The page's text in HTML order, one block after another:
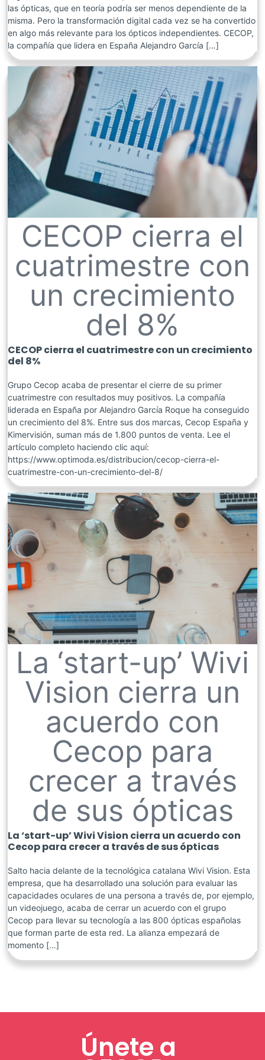
las ópticas, que en teoría podría ser menos dependiente de la
misma. Pero la transformación digital cada vez se ha convertido
en algo más relevante para los ópticos independientes. CECOP,
la compañía que lidera en España Alejandro García […]
CECOP cierra el
cuatrimestre con
un crecimiento
del 8%
CECOP cierra el cuatrimestre con un crecimiento
del 8%
Grupo Cecop acaba de presentar el cierre de su primer
cuatrimestre con resultados muy positivos. La compañía
liderada en España por Alejandro García Roque ha conseguido
un crecimiento del 8%. Entre sus dos marcas, Cecop España y
Kimervisión, suman más de 1.800 puntos de venta. Lee el
artículo completo haciendo clic aquí:
https://www.optimoda.es/distribucion/cecop-cierra-el-
cuatrimestre-con-un-crecimiento-del-8/
La ‘start-up’ Wivi
Vision cierra un
acuerdo con
Cecop para
crecer a través
de sus ópticas
La ‘start-up’ Wivi Vision cierra un acuerdo con
Cecop para crecer a través de sus ópticas
Salto hacia delante de la tecnológica catalana Wivi Vision. Esta
empresa, que ha desarrollado una solución para evaluar las
capacidades oculares de una persona a través de, por ejemplo,
un videojuego, acaba de cerrar un acuerdo con el grupo
Cecop para llevar su tecnología a las 800 ópticas españolas
que forman parte de esta red. La alianza empezará de
momento […]
Únete a